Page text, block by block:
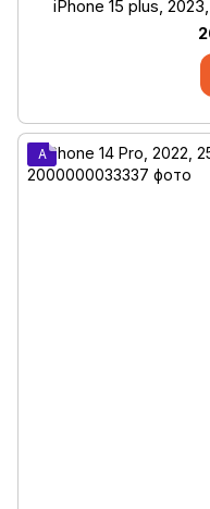
iPhone 15 plus,
A